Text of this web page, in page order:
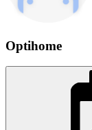
Optihome